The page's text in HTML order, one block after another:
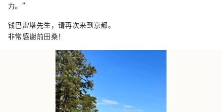
力。”
钱巴雷塔先生，请再次来到京都。
非常感谢前田桑！